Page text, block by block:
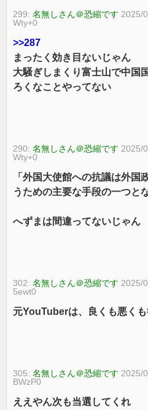
299:名無しさん＠恐縮です 2025/
Wty+0
>>287
まったく効き目ないじゃん
大騒ぎしまくり富士山で中国
ろくなことやってない
290:名無しさん＠恐縮です 2025/
Wty+0
「外国大使館への抗議は外国
うための主要な手段の一つと
へずまは間違ってないじゃん
302:名無しさん＠恐縮です 2025/
5ewt0
元YouTuberは、良くも悪く
305:名無しさん＠恐縮です 2025/
BWzP0
ええやん次も当選してくれ